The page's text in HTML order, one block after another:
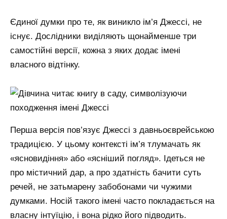
Єдиної думки про те, як виникло ім’я Джессі, не
існує. Дослідники виділяють щонайменше три
самостійні версії, кожна з яких додає імені
власного відтінку.
Перша версія пов’язує Джессі з давньоєврейською
традицією. У цьому контексті ім’я тлумачать як
«ясновидіння» або «ясніший погляд». Ідеться не
про містичний дар, а про здатність бачити суть
речей, не затьмарену забобонами чи чужими
думками. Носій такого імені часто покладається на
власну інтуїцію, і вона рідко його підводить.